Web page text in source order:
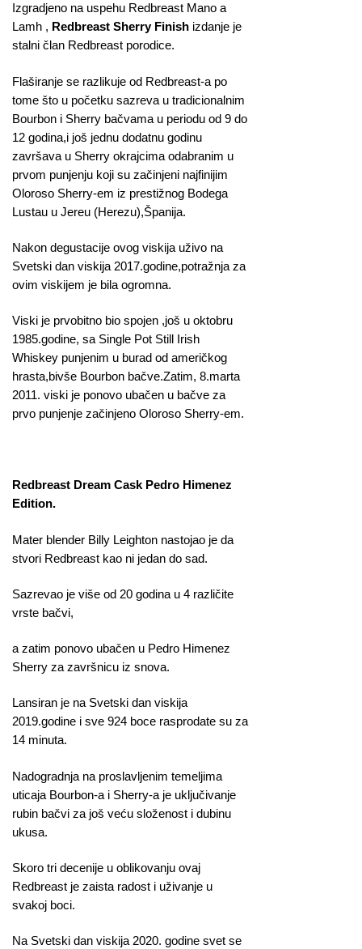
Izgradjeno na uspehu Redbreast Mano a
Lamh , Redbreast Sherry Finish izdanje je
stalni član Redbreast porodice.
Flaširanje se razlikuje od Redbreast-a po
tome što u početku sazreva u tradicionalnim
Bourbon i Sherry bačvama u periodu od 9 do
12 godina,i još jednu dodatnu godinu
završava u Sherry okrajcima odabranim u
prvom punjenju koji su začinjeni najfinijim
Oloroso Sherry-em iz prestižnog Bodega
Lustau u Jereu (Herezu),Španija.
Nakon degustacije ovog viskija uživo na
Svetski dan viskija 2017.godine,potražnja za
ovim viskijem je bila ogromna.
Viski je prvobitno bio spojen ,još u oktobru
1985.godine, sa Single Pot Still Irish
Whiskey punjenim u burad od američkog
hrasta,bivše Bourbon bačve.Zatim, 8.marta
2011. viski je ponovo ubačen u bačve za
prvo punjenje začinjeno Oloroso Sherry-em.
Redbreast Dream Cask Pedro Himenez
Edition.
Mater blender Billy Leighton nastojao je da
stvori Redbreast kao ni jedan do sad.
Sazrevao je više od 20 godina u 4 različite
vrste bačvi,
a zatim ponovo ubačen u Pedro Himenez
Sherry za završnicu iz snova.
Lansiran je na Svetski dan viskija
2019.godine i sve 924 boce rasprodate su za
14 minuta.
Nadogradnja na proslavljenim temeljima
uticaja Bourbon-a i Sherry-a je uključivanje
rubin bačvi za još veću složenost i dubinu
ukusa.
Skoro tri decenije u oblikovanju ovaj
Redbreast je zaista radost i uživanje u
svakoj boci.
Na Svetski dan viskija 2020. godine svet se